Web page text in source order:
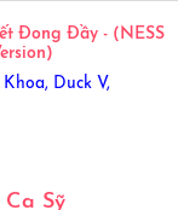
Đong Đầy - (NESS
Khoa, Duck V,
Sỹ